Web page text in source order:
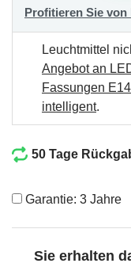
Profitieren Sie von
Leuchtmittel
Angebot an
Fassungen E14
intelligent.
50 Tage
Garantie: 3 Jahre
Sie erhalten